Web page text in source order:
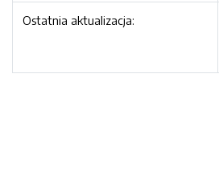
Ostatnia aktualizacja: